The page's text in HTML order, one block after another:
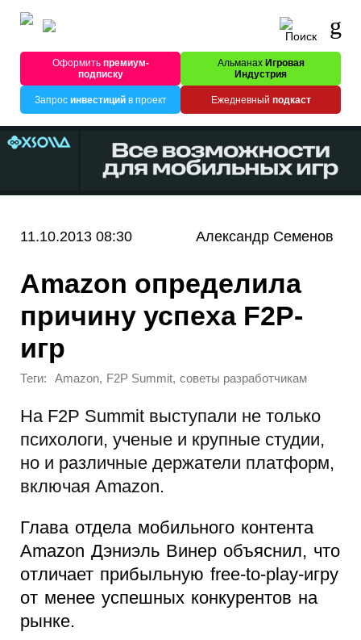
Оформитьпремиум-
подписку
Альманах Игровая
Индустрия
Запрос инвестицийв проект Ежедневный подкаст
11.10.2013 08:30 Александр Семенов
Amazon определила
причину успеха F2P-
игр
Теги: Amazon, F2P Summit, советы разработчикам
На F2P Summit выступали не только
психологи, ученые и крупные студии,
но и различные держатели платформ,
включая Amazon.
Глава отдела мобильного контента
Amazon Дэниэль Винер объяснил, что
отличает прибыльную free-to-play-игру
от менее успешных конкурентов на
рынке.